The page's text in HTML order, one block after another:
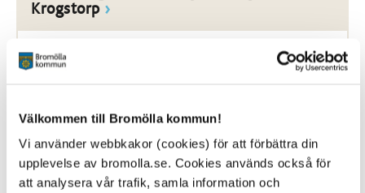
Välkommen till Bromölla kommun!
Vi använder webbkakor (cookies) för att förbättra din
upplevelse av bromolla.se. Cookies används också för
att analysera vår trafik, samla information och
Krogstorp
5 June 2019
Bromölla Energi och Vatten meddelar att det är
bevattningsförbud på grund ... att du är sparsam med
vattnet och undviker attvattnagräsmattor och
rabatter med slang eller spridare
Bromölla Kommun